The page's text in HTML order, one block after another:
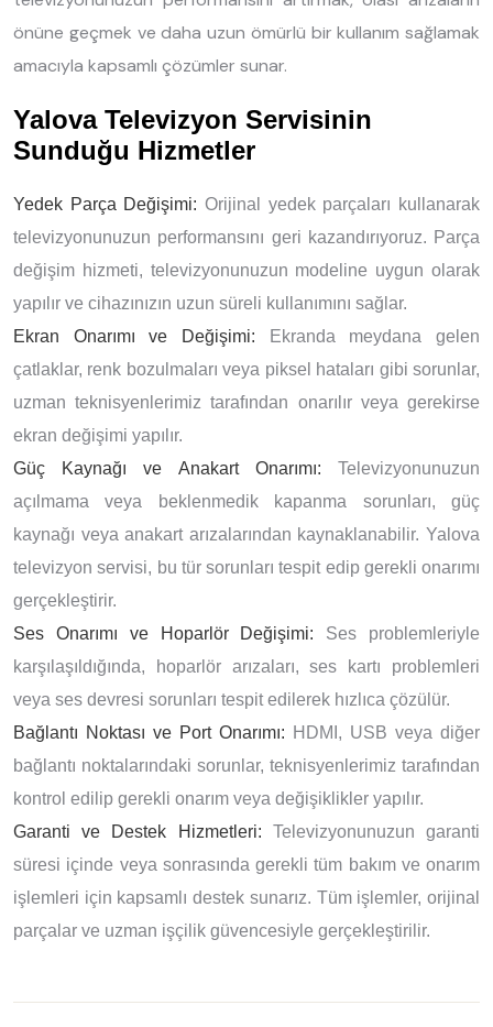
önüne geçmek ve daha uzun ömürlü bir kullanım sağlamak
amacıyla kapsamlı çözümler sunar.
Yalova Televizyon Servisinin
Sunduğu Hizmetler
Yedek Parça Değişimi: Orijinal yedek parçaları kullanarak
televizyonunuzun performansını geri kazandırıyoruz. Parça
değişim hizmeti, televizyonunuzun modeline uygun olarak
yapılır ve cihazınızın uzun süreli kullanımını sağlar.
Ekran Onarımı ve Değişimi: Ekranda meydana gelen
çatlaklar, renk bozulmaları veya piksel hataları gibi sorunlar,
uzman teknisyenlerimiz tarafından onarılır veya gerekirse
ekran değişimi yapılır.
Güç Kaynağı ve Anakart Onarımı: Televizyonunuzun
açılmama veya beklenmedik kapanma sorunları, güç
kaynağı veya anakart arızalarından kaynaklanabilir. Yalova
televizyon servisi, bu tür sorunları tespit edip gerekli onarımı
gerçekleştirir.
Ses Onarımı ve Hoparlör Değişimi: Ses problemleriyle
karşılaşıldığında, hoparlör arızaları, ses kartı problemleri
veya ses devresi sorunları tespit edilerek hızlıca çözülür.
Bağlantı Noktası ve Port Onarımı: HDMI, USB veya diğer
bağlantı noktalarındaki sorunlar, teknisyenlerimiz tarafından
kontrol edilip gerekli onarım veya değişiklikler yapılır.
Garanti ve Destek Hizmetleri: Televizyonunuzun garanti
süresi içinde veya sonrasında gerekli tüm bakım ve onarım
işlemleri için kapsamlı destek sunarız. Tüm işlemler, orijinal
parçalar ve uzman işçilik güvencesiyle gerçekleştirilir.